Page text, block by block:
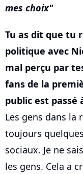
mes choix
Tu as dit que tu
politique avec
mal perçu par
fans de la
public est passé
Les gens dans la
toujours
sociaux. Je ne
les gens. Cela a